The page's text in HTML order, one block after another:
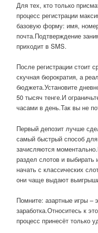
Для тех, кто только
процесс регистрации
базовую форму: имя,
почта.Подтверждение
приходит в SMS.
После регистрации стоит
скучная бюрократия, а
бюджета.Установите
50 тысяч тенге.И
часами в день.Так вы не
Первый депозит лучше
самый быстрый способ для
зачисляются
раздел слотов и
начать с классических
они чаще выдают
Помните: азартные игры –
заработка.Относитесь к
процесс принесёт только